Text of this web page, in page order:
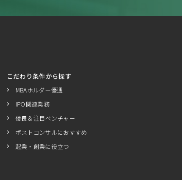
こだわり条件から探す
MBAホルダー優遇
IPO関連業務
優良＆注目ベンチャー
ポストコンサルにおすすめ
起業・創業に役立つ